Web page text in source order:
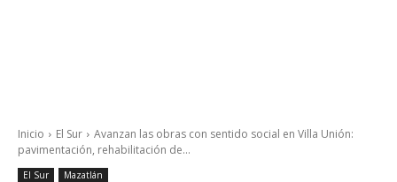
Inicio El Sur
Avanzan las obras con sentido social en Villa Unión:
pavimentación, rehabilitación de...
El Sur Mazatlán